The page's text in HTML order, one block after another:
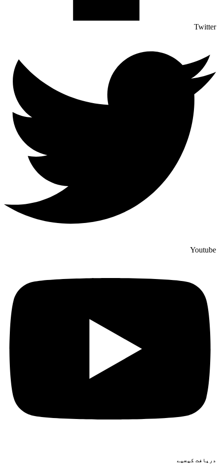
Twitter
Youtube
دریافت کیجیے